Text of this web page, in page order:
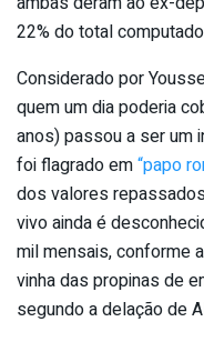
22% do total
Considerado por
quem um dia poderia
anos) passou a ser um
foi flagrado em“papo
dos valores
vivo ainda é
mil mensais, conforme
vinha das propinas de
segundo a delação de